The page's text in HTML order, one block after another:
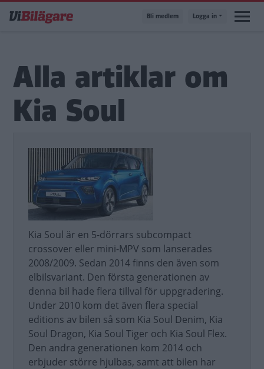
till
Bli medlem Logga in
Alla artiklar om
Kia Soul
Kia Soul är en 5-dörrars subcompact
crossover eller mini-MPV som lanserades
2008/2009. Sedan 2014 finns den även som
elbilsvariant. Den första generationen av
denna bil hade flera tillval för uppgradering.
Under 2010 kom det även flera special
editions av bilen så som Kia Soul Denim, Kia
Soul Dragon, Kia Soul Tiger och Kia Soul Flex.
Den andra generationen kom 2014 och
erbjuder större hjulbas, samt att bilen har